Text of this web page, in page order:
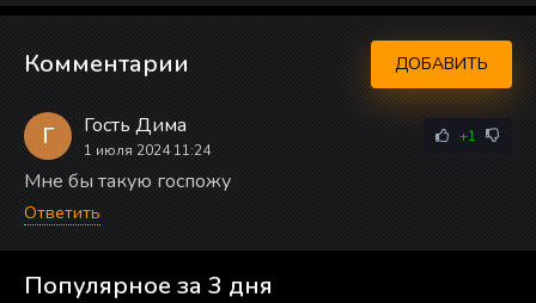
Комментарии ДОБАВИТЬ
Г Гость Дима
1 июля 2024 11:24
+1
Мне бы такую госпожу
Ответить
Популярное за 3 дня